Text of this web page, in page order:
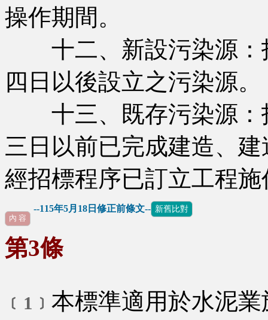
操作期間。
十二、新設污染源：
四日以後設立之污染源。
十三、既存污染源：
三日以前已完成建造、
經招標程序已訂立工程
--115年5月18日修正前條文-- 新舊比對
內 容
第3條
﹝1﹞ 本標準適用於水泥